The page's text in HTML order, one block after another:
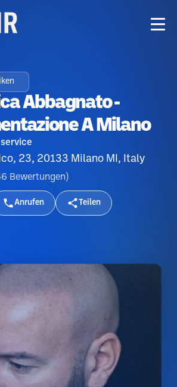
Abbagnato -
A Milano
23, 20133 Milano MI, Italy
Bewertungen )
Anrufen Teilen